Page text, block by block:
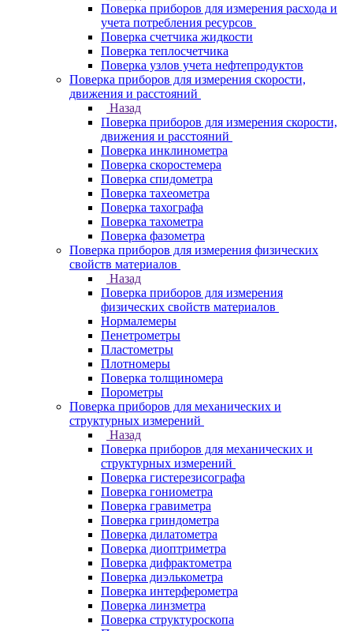
Поверка приборов для измерения расхода и
учета потребления ресурсов
Поверка счетчика жидкости
Поверка теплосчетчика
Поверка узлов учета нефтепродуктов
Поверка приборов для измерения скорости,
движения и расстояний
Назад
Поверка приборов для измерения скорости,
движения и расстояний
Поверка инклинометра
Поверка скоростемера
Поверка спидометра
Поверка тахеометра
Поверка тахографа
Поверка тахометра
Поверка фазометра
Поверка приборов для измерения физических
свойств материалов
Назад
Поверка приборов для измерения
физических свойств материалов
Нормалемеры
Пенетрометры
Пластометры
Плотномеры
Поверка толщиномера
Порометры
Поверка приборов для механических и
структурных измерений
Назад
Поверка приборов для механических и
структурных измерений
Поверка гистерезисографа
Поверка гониометра
Поверка гравиметра
Поверка гриндометра
Поверка дилатометра
Поверка диоптриметра
Поверка дифрактометра
Поверка диэлькометра
Поверка интерферометра
Поверка линзметра
Поверка структуроскопа